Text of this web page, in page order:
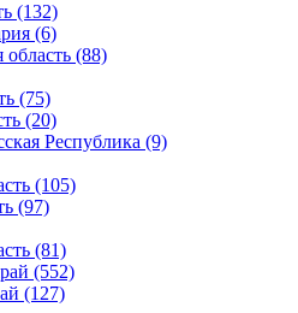
(132)
(6)
(88)
(75)
(20)
Республика (9)
(105)
(97)
(81)
(552)
(127)